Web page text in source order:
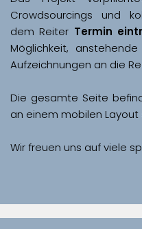
Crowdsourcings und
dem Reiter Termin
Möglichkeit,
Aufzeichnungen an die
Die gesamte Seite
Wir freuen uns auf viele